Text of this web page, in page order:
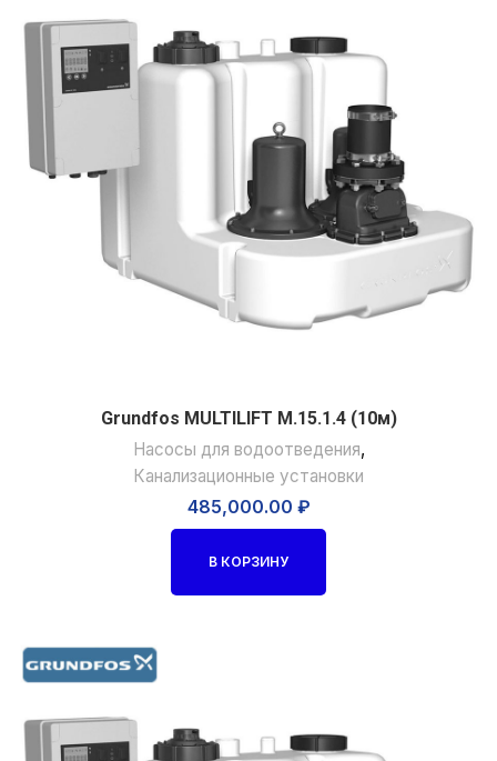
Grundfos MULTILIFT M.15.1.4 (10м)
Насосы для водоотведения,
Канализационные установки
485,000.00 ₽
В КОРЗИНУ